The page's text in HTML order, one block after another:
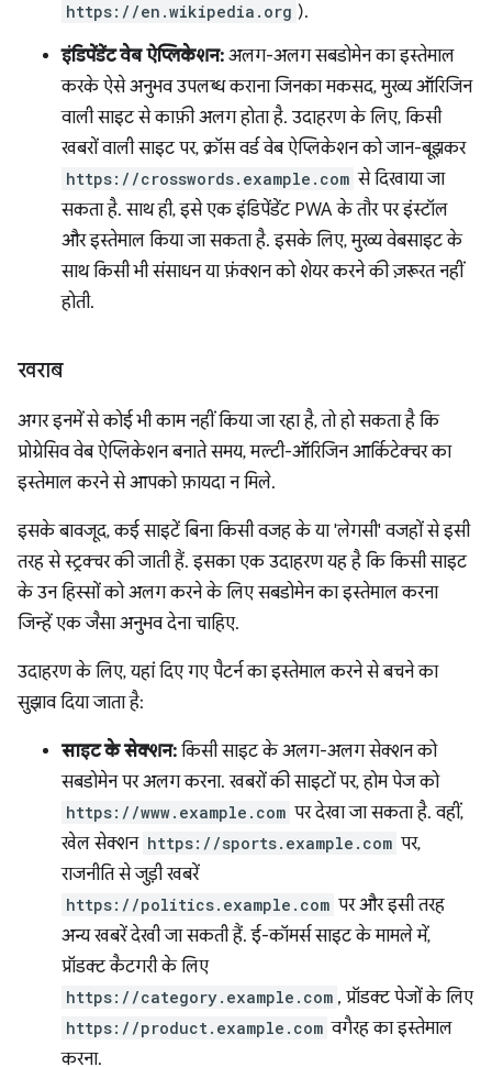
https://en.wikipedia.org ).
इंडिपेंडेंट वेब ऐप्लिकेशन: अलग-अलग सबडोमेन का इस्तेमाल
करके ऐसे अनुभव उपलब्ध कराना जिनका मकसद, मुख्य ऑरिजिन
वाली साइट से काफ़ी अलग होता है. उदाहरण के लिए, किसी
खबरों वाली साइट पर, क्रॉस वर्ड वेब ऐप्लिकेशन को जान-बूझकर
https://crosswords.example.com से दिखाया जा
सकता है. साथ ही, इसे एक इंडिपेंडेंट PWA के तौर पर इंस्टॉल
और इस्तेमाल किया जा सकता है. इसके लिए, मुख्य वेबसाइट के
साथ किसी भी संसाधन या फ़ंक्शन को शेयर करने की ज़रूरत नहीं
होती.
खराब
अगर इनमें से कोई भी काम नहीं किया जा रहा है, तो हो सकता है कि
प्रोग्रेसिव वेब ऐप्लिकेशन बनाते समय, मल्टी-ऑरिजिन आर्किटेक्चर का
इस्तेमाल करने से आपको फ़ायदा न मिले.
इसके बावजूद, कई साइटें बिना किसी वजह के या 'लेगसी' वजहों से इसी
तरह से स्ट्रक्चर की जाती हैं. इसका एक उदाहरण यह है कि किसी साइट
के उन हिस्सों को अलग करने के लिए सबडोमेन का इस्तेमाल करना
जिन्हें एक जैसा अनुभव देना चाहिए.
उदाहरण के लिए, यहां दिए गए पैटर्न का इस्तेमाल करने से बचने का
सुझाव दिया जाता है:
साइट के सेक्शन: किसी साइट के अलग-अलग सेक्शन को
सबडोमेन पर अलग करना. खबरों की साइटों पर, होम पेज को
https://www.example.com पर देखा जा सकता है. वहीं,
खेल सेक्शन https://sports.example.com पर,
राजनीति से जुड़ी खबरें
https://politics.example.com पर और इसी तरह
अन्य खबरें देखी जा सकती हैं. ई-कॉमर्स साइट के मामले में,
प्रॉडक्ट कैटगरी के लिए
https://category.example.com , प्रॉडक्ट पेजों के लिए
https://product.example.com वगैरह का इस्तेमाल
करना.